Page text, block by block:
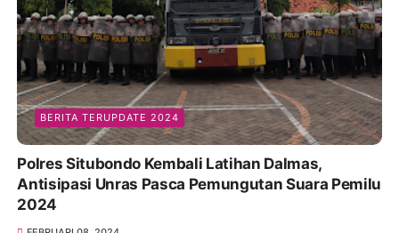
BERITA TERUPDATE 2024
Polres Situbondo Kembali Latihan Dalmas,
Antisipasi Unras Pasca Pemungutan Suara Pemilu
2024